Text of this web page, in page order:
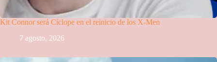
Kit Connor será Cíclope en el reinicio de los X-Men
7 agosto, 2026